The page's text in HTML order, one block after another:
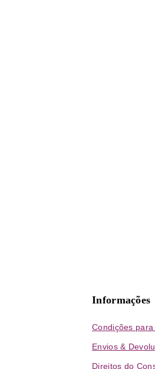
Informações
Condições
Envios &
Direitos do